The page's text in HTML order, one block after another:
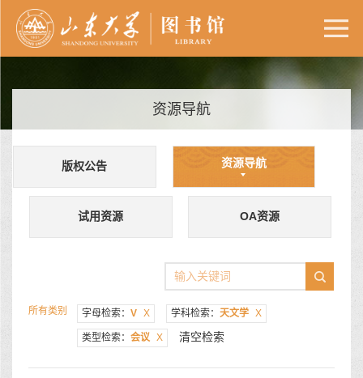
资源导航
版权公告 资源导航
试用资源 OA资源
所有类别 字母检索： V X 学科检索： 天文学 X
类型检索： 会议 X 清空检索